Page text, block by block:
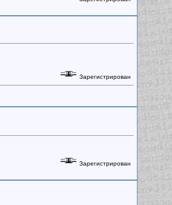
Зарегистрирован
Зарегистрирован